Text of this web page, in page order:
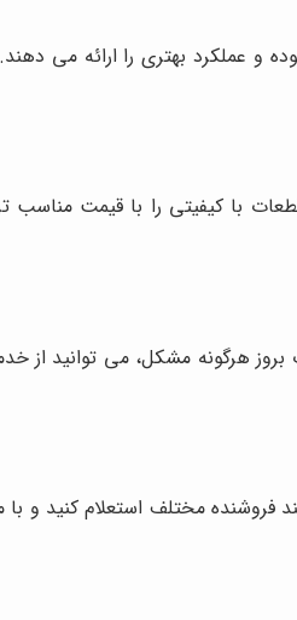
و عملکرد بهتری را ارائه می
با کیفیتی را با قیمت مناسب
هرگونه مشکل، می توانید از
مختلف استعلام کنید و با